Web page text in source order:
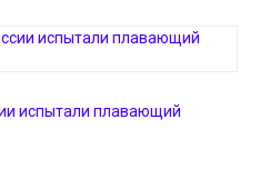
испытали плавающий